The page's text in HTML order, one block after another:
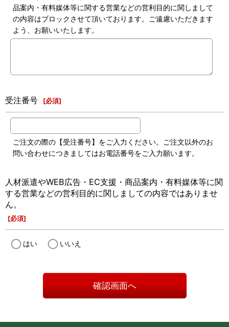
品案内・有料媒体等に関する営業などの営利目的に関しまして
の内容はブロックさせて頂いております。ご遠慮いただきます
よう、お願いいたします。
受注番号 [必須]
ご注文の際の【受注番号】をご入力ください。ご注文以外のお
問い合わせにつきましてはお電話番号をご入力願います。
人材派遣やWEB広告・EC支援・商品案内・有料媒体等に関
する営業などの営利目的に関しましての内容ではありませ
ん。
[必須]
はい いいえ
確認画面へ